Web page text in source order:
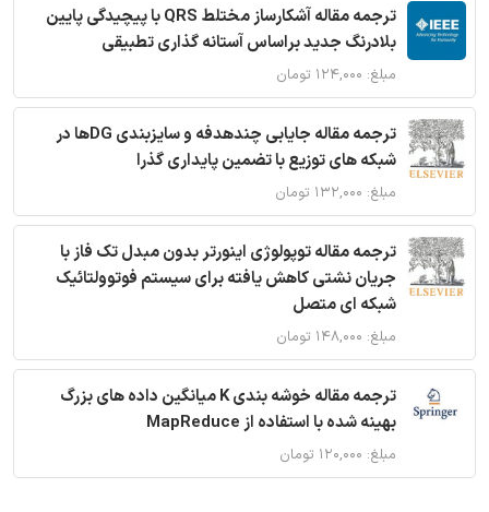
ترجمه مقاله آشکارساز مختلط QRS با پیچیدگی پایین
بلادرنگ جدید براساس آستانه گذاری تطبیقی
مبلغ: ۱۲۴,۰۰۰ تومان
ترجمه مقاله جایابی چندهدفه و سایزبندی DGها در
شبکه های توزیع با تضمین پایداری گذرا
مبلغ: ۱۳۲,۰۰۰ تومان
ترجمه مقاله توپولوژی اینورتر بدون مبدل تک فاز با
جریان نشتی کاهش یافته برای سیستم فوتوولتائیک
شبکه ای متصل
مبلغ: ۱۴۸,۰۰۰ تومان
ترجمه مقاله خوشه بندی K میانگین داده های بزرگ
بهینه شده با استفاده از MapReduce
مبلغ: ۱۲۰,۰۰۰ تومان